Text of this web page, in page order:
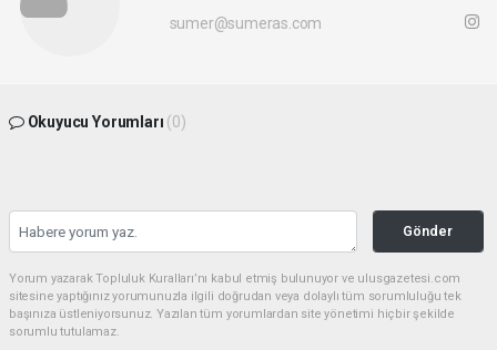
sumer@sumeras.com
Okuyucu Yorumları (0)
Gönder
Yorum yazarak Topluluk Kuralları’nı kabul etmiş bulunuyor ve ulusgazetesi.com
sitesine yaptığınız yorumunuzla ilgili doğrudan veya dolaylı tüm sorumluluğu tek
başınıza üstleniyorsunuz. Yazılan tüm yorumlardan site yönetimi hiçbir şekilde
sorumlu tutulamaz.